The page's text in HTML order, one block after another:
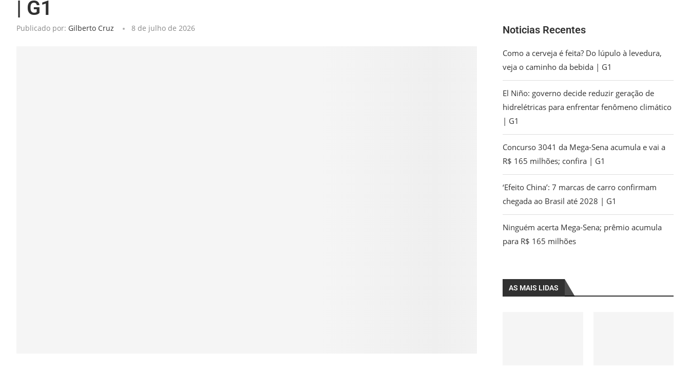
| G1
Publicado por: Gilberto Cruz 8 de julho de 2026 Noticias Recentes
Como a cerveja é feita? Do lúpulo à levedura,
veja o caminho da bebida | G1
El Niño: governo decide reduzir geração de
hidrelétricas para enfrentar fenômeno climático
| G1
Concurso 3041 da Mega-Sena acumula e vai a
R$ 165 milhões; confira | G1
‘Efeito China’: 7 marcas de carro confirmam
chegada ao Brasil até 2028 | G1
Ninguém acerta Mega-Sena; prêmio acumula
para R$ 165 milhões
AS MAIS LIDAS